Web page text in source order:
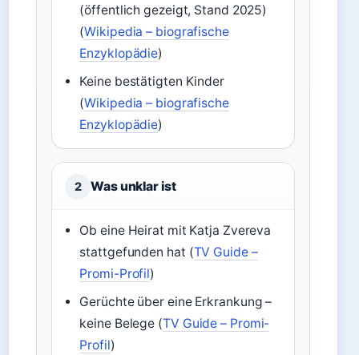
(öffentlich gezeigt, Stand 2025)
(Wikipedia – biografische
Enzyklopädie)
Keine bestätigten Kinder
(Wikipedia – biografische
Enzyklopädie)
2 Was unklar ist
Ob eine Heirat mit Katja Zvereva
stattgefunden hat (TV Guide –
Promi-Profil)
Gerüchte über eine Erkrankung –
keine Belege (TV Guide – Promi-
Profil)